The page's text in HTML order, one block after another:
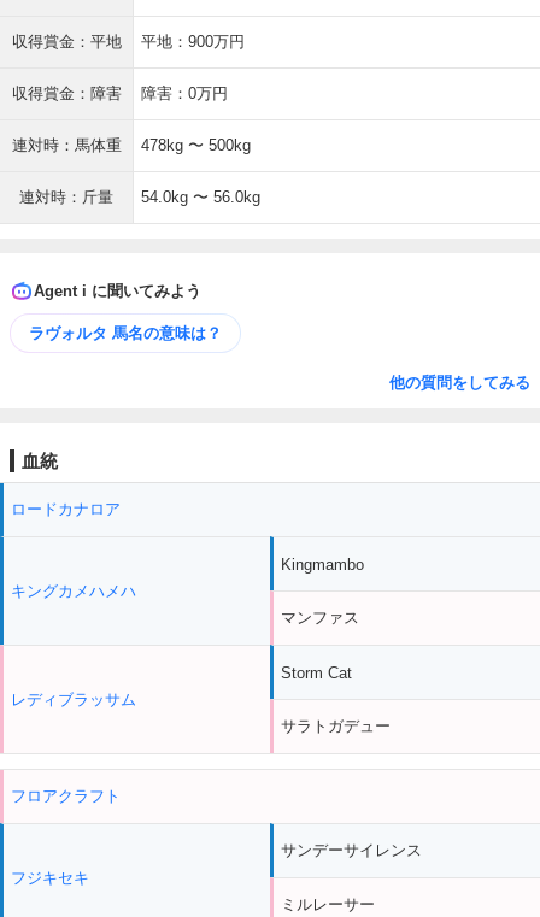
収得賞金：平地 平地：900万円
収得賞金：障害 障害：0万円
連対時：馬体重 478kg 〜 500kg
連対時：斤量 54.0kg 〜 56.0kg
Agent i に聞いてみよう
ラヴォルタ 馬名の意味は？
他の質問をしてみる
血統
ロードカナロア
キングカメハメハ
レディブラッサム
Kingmambo
マンファス
Storm Cat
サラトガデュー
フロアクラフト
フジキセキ
サンデーサイレンス
ミルレーサー